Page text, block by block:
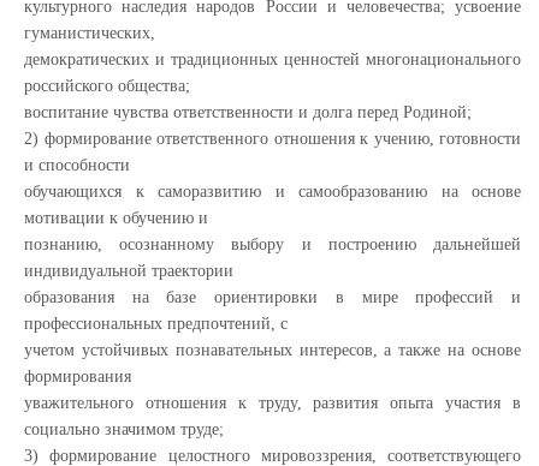
культурного наследия народов России и человечества; усвоение
гуманистических,
демократических и традиционных ценностей многонационального
российского общества;
воспитание чувства ответственности и долга перед Родиной;
2) формирование ответственного отношения к учению, готовности
и способности
обучающихся к саморазвитию и самообразованию на основе
мотивации к обучению и
познанию, осознанному выбору и построению дальнейшей
индивидуальной траектории
образования на базе ориентировки в мире профессий и
профессиональных предпочтений, с
учетом устойчивых познавательных интересов, а также на основе
формирования
уважительного отношения к труду, развития опыта участия в
социально значимом труде;
3) формирование целостного мировоззрения, соответствующего